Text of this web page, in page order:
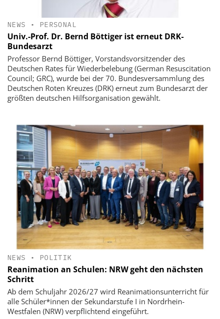
NEWS • PERSONAL
Univ.-Prof. Dr. Bernd Böttiger ist erneut DRK-
Bundesarzt
Professor Bernd Böttiger, Vorstandsvorsitzender des
Deutschen Rates für Wiederbelebung (German Resuscitation
Council; GRC), wurde bei der 70. Bundesversammlung des
Deutschen Roten Kreuzes (DRK) erneut zum Bundesarzt der
größten deutschen Hilfsorganisation gewählt.
NEWS • POLITIK
Reanimation an Schulen: NRW geht den nächsten
Schritt
Ab dem Schuljahr 2026/27 wird Reanimationsunterricht für
alle Schüler*innen der Sekundarstufe I in Nordrhein-
Westfalen (NRW) verpflichtend eingeführt.